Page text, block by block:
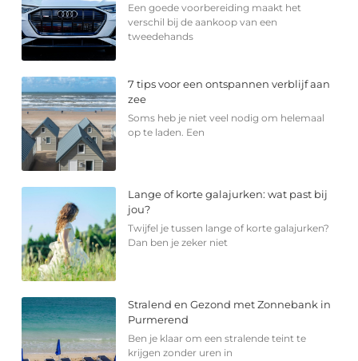
Een goede voorbereiding maakt het
verschil bij de aankoop van een
tweedehands
7 tips voor een ontspannen verblijf aan
zee
Soms heb je niet veel nodig om helemaal
op te laden. Een
Lange of korte galajurken: wat past bij
jou?
Twijfel je tussen lange of korte galajurken?
Dan ben je zeker niet
Stralend en Gezond met Zonnebank in
Purmerend
Ben je klaar om een stralende teint te
krijgen zonder uren in